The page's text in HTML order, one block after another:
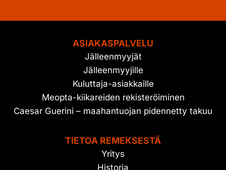
ASIAKASPALVELU
Jälleenmyyjät
Jälleenmyyjille
Kuluttaja-asiakkaille
Meopta-kiikareiden rekisteröiminen
Caesar Guerini – maahantuojan pidennetty takuu
TIETOA REMEKSESTÄ
Yritys
Historia